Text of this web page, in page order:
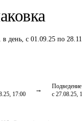
в день, с 01.09.25 по
17:00
с 27.08.25,